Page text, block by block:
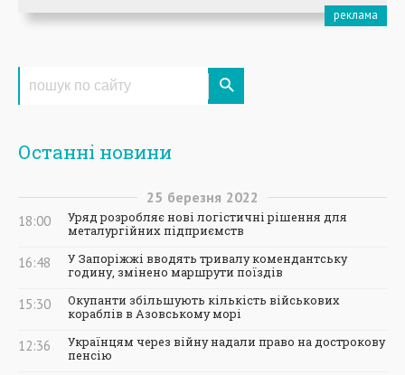
Останні новини
25 березня 2022
18:00
Уряд розробляє нові логістичні рішення для
металургійних підприємств
16:48
У Запоріжжі вводять тривалу комендантську
годину, змінено маршрути поїздів
15:30
Окупанти збільшують кількість військових
кораблів в Азовському морі
12:36
Українцям через війну надали право на дострокову
пенсію